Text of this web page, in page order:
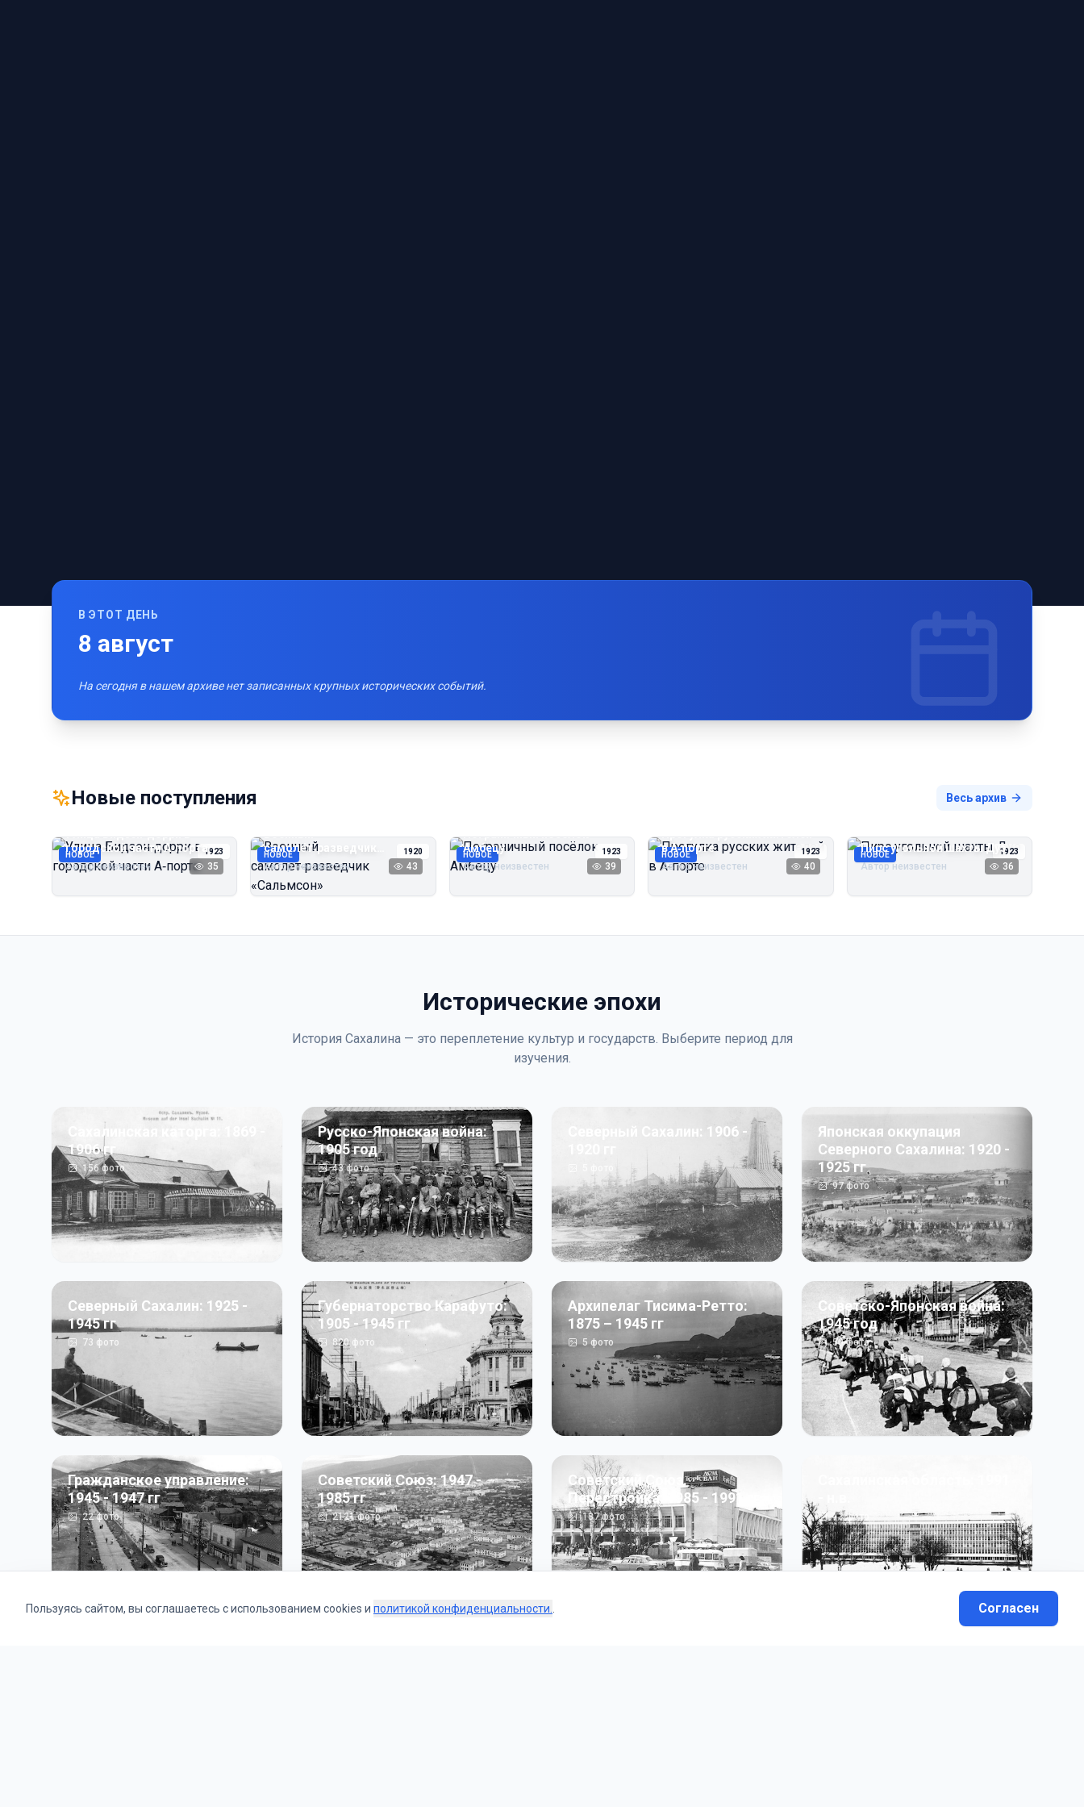
В ЭТОТ ДЕНЬ
8 август
На сегодня в нашем архиве нет записанных крупных исторических событий.
Новые поступления Весь архив
НОВОЕ 1923
Улица Бидзэн‑дорри в
городской части А‑порта
Автор неизвестен 35
НОВОЕ 1920
Военный
самолёт‑разведчик
«Сальмсон»
Автор неизвестен 43
НОВОЕ 1923
Пограничный посёлок
Амбецу
Автор неизвестен 39
НОВОЕ 1923
Прогулка русских жителей
в А‑порте
Автор неизвестен 40
НОВОЕ 1923
Пирс угольной шахты Дуэ
Автор неизвестен 36
Исторические эпохи
История Сахалина — это переплетение культур и государств. Выберите период для
изучения.
Сахалинская каторга: 1869 -
1906 гг
156фото
Русско-Японская война:
1905 год
43фото
Северный Сахалин: 1906 -
Японская оккупация
Северного Сахалина: 1920 -
1925 гг
97фото
Северный Сахалин: 1925 -
1945 гг
73 фото
Губернаторство Карафуто:
1905 - 1945 гг
820фото
Архипелаг Тисима-Ретто:
1875 – 1945 гг
5фото
Советско-Японская война:
1945 год
50фото
Гражданское управление:
1945 - 1947 гг
22фото
Советский Союз: 1947 -
1985 гг
2121фото
Советский Союз.
Перестройка: 1985 - 1991 гг
187фото 13фото
Пользуясь сайтом, вы соглашаетесь с использованием cookies и политикой конфиденциальности. Согласен